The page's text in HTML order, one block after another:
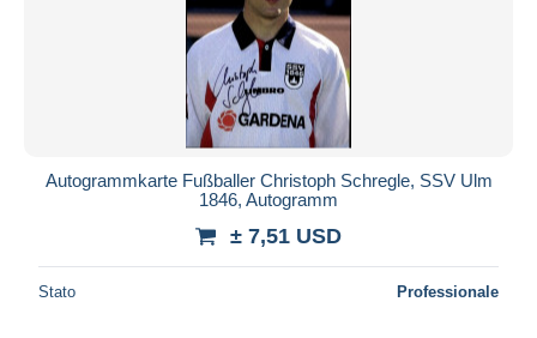
Autogrammkarte Fußballer Christoph Schregle, SSV Ulm
1846, Autogramm
± 7,51 USD
Stato Professionale